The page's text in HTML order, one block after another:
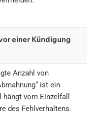
einer Kündigung
Anzahl von
ist ein
vom Einzelfall
des Fehlverhaltens.